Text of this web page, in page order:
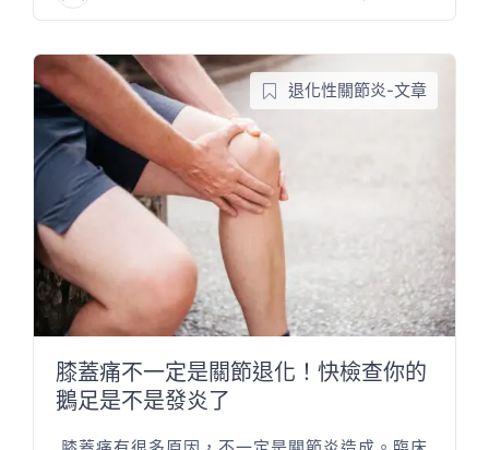
退化性關節炎-文章
膝蓋痛不一定是關節退化！快檢查你的
鵝足是不是發炎了